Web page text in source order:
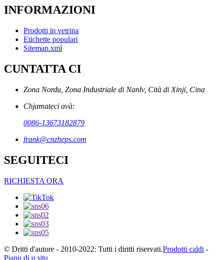
INFORMAZIONI
Prodotti in vetrina
Etichette populari
Sitemap.xml
CUNTATTA CI
Zona Nordu, Zona Industriale di Nanlv, Cità di Xinji, Cina
Chjamateci avà:
0086-13673182879
frank@cnzheps.com
SEGUITECI
RICHIESTA ORA
© Dritti d'autore - 2010-2022: Tutti i diritti riservati.Prodotti caldi -
Pianu di u situ